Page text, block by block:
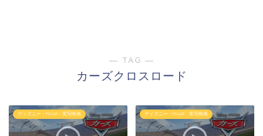
― TAG ―
カーズクロスロード
ディズニー・PIXAR・実写映画 ディズニー・PIXAR・実写映画